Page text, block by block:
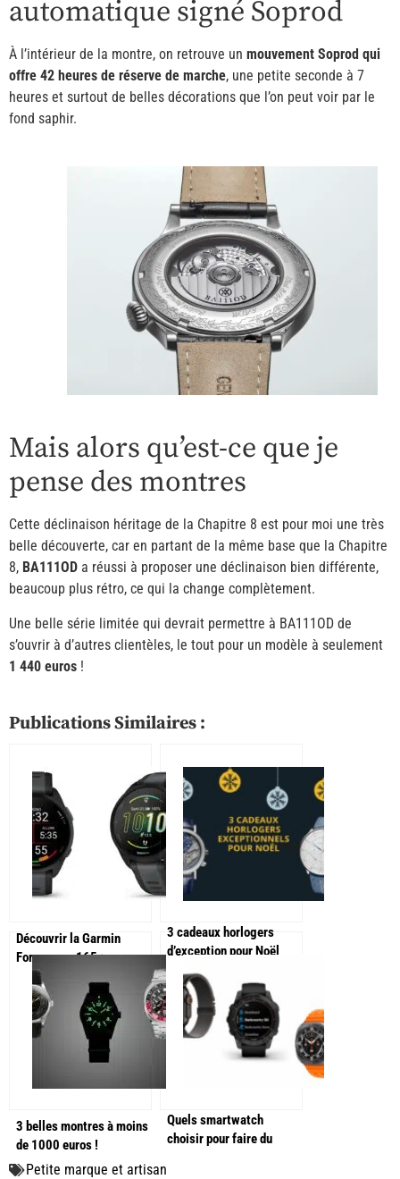
automatique signé Soprod
À l’intérieur de la montre, on retrouve un mouvement Soprod qui
offre 42 heures de réserve de marche, une petite seconde à 7
heures et surtout de belles décorations que l’on peut voir par le
fond saphir.
Mais alors qu’est-ce que je
pense des montres
Cette déclinaison héritage de la Chapitre 8 est pour moi une très
belle découverte, car en partant de la même base que la Chapitre
8, BA111OD a réussi à proposer une déclinaison bien différente,
beaucoup plus rétro, ce qui la change complètement.
Une belle série limitée qui devrait permettre à BA111OD de
s’ouvrir à d’autres clientèles, le tout pour un modèle à seulement
1 440 euros !
Publications Similaires :
Découvrir la Garmin
Forerunner 165 :
performance au poignet
3 cadeaux horlogers
d’exception pour Noël
3 belles montres à moins
de 1000 euros !
Quels smartwatch
choisir pour faire du
Petite marque et artisan